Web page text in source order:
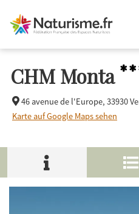
CHM Monta
46 avenue de l'Europe, 33930
Karte auf Google Maps sehen